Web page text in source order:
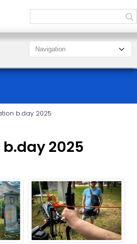
b.day 2025
2025